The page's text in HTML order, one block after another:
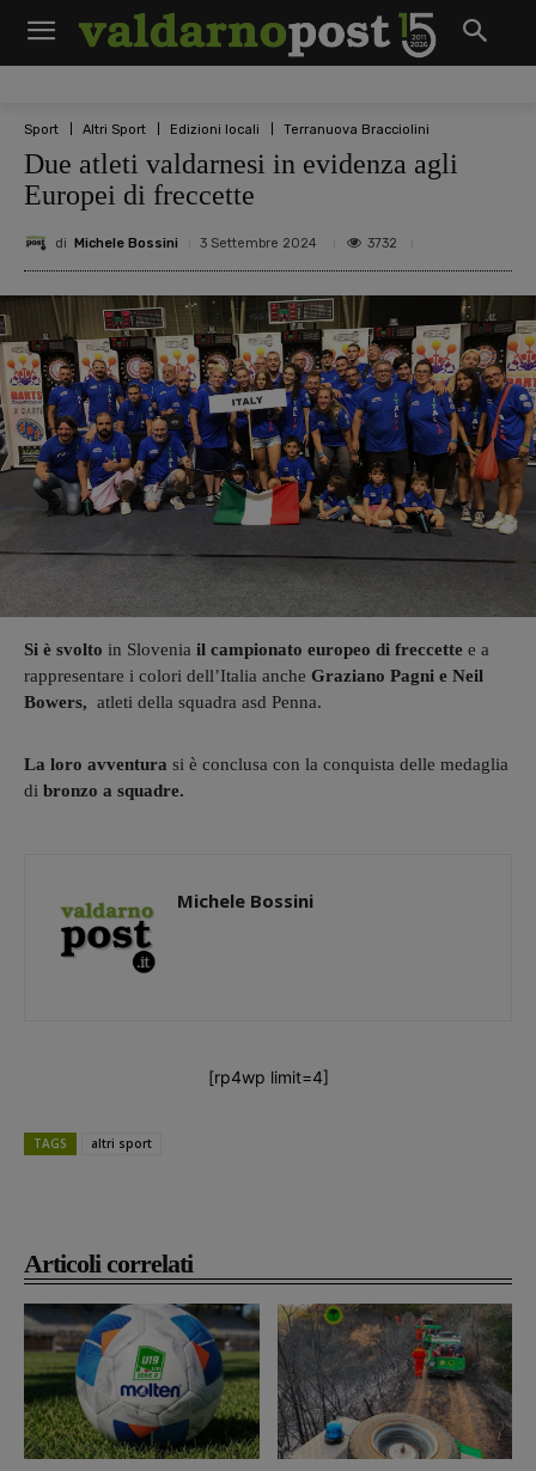
Sport Altri Sport Edizioni locali Terranuova Bracciolini
Due atleti valdarnesi in evidenza agli
Europei di freccette
di Michele Bossini 3 Settembre 2024 3732
Articoli correlati
Si è svolto in Slovenia il campionato europeo di freccette e a
rappresentare i colori dell’Italia anche Graziano Pagni e Neil
Bowers, atleti della squadra asd Penna.
La loro avventura si è conclusa con la conquista delle medaglia
di bronzo a squadre.
Michele Bossini
[rp4wp limit=4]
TAGS altri sport